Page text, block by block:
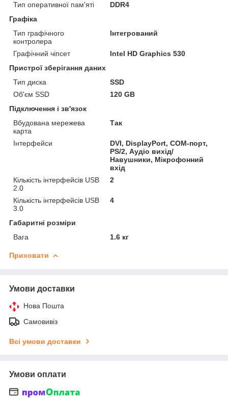
Тип оперативної пам'яті
DDR4
Графіка
Тип графічного
контролера
Інтегрований
Графічний чіпсет
Intel HD Graphics 530
Пристрої зберігання даних
Тип диска
SSD
Об'єм SSD
120 GB
Підключення і зв'язок
Вбудована мережева
карта
Так
Інтерфейси
DVI, DisplayPort, COM-порт,
PS/2, Аудіо вихід/
Навушники, Мікрофонний
вхід
Кількість інтерфейсів USB
2.0
2
Кількість інтерфейсів USB
3.0
4
Габаритні розміри
Вага
1.6 кг
Приховати
Умови доставки
Нова Пошта
Самовивіз
Всі умови доставки
Умови оплати